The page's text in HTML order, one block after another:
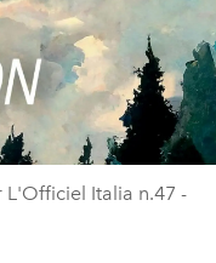
L'Officiel Italia n.47 -